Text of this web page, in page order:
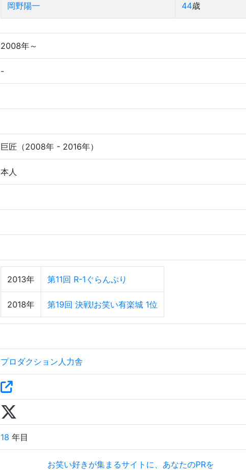
岡野陽一 44歳
2008年～
-
巨匠（2008年 - 2016年）
本人
2013年 第11回 R-1ぐらんぷり
2018年 第19回 決戦!お笑い有楽城 1位
プロダクション人力舎
18 年目
お笑い好きが集まるサイトに、あなたのPRを